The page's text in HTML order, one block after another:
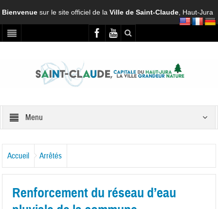
Bienvenuesur le site officiel de laVille de Saint-Claude , Haut-Jura
Menu
Accueil Arrêtés
Renforcement du réseau d’eau